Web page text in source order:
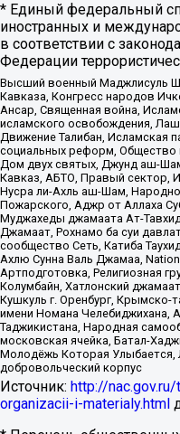
* Единый федеральный
иностранных и
в соответствии с
Федерации
Высший военный Маджлисуль
Кавказа, Конгресс народов
Ансар, Священная война,
исламского освобождения,
Движение Талибан, Исламская
социальных реформ, Общество
Дом двух святых, Джунд аш-
Кавказ, АБТО, Правый сектор,
Нусра ли-Ахль аш-Шам,
Пожарского, Аджр от Аллаха
Муджахеды джамаата Ат-
Джамаат, Рохнамо ба суи
сообщество Сеть, Катиба
Ахлю Сунна Валь Джамаа,
Артподготовка, Религиозная
Колумбайн, Хатлонский
Кушкуль г. Оренбург, Крымско-
имени Номана Челебиджихана,
Таджикистана, Народная
московская ячейка, Батал-
Молодёжь Которая Улыбается,
добровольческий корпус
Источник: http://
organizacii-i-materialy.html